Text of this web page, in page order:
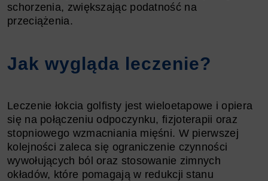
schorzenia, zwiększając podatność na
przeciążenia.
Jak wygląda leczenie?
Leczenie łokcia golfisty jest wieloetapowe i opiera
się na połączeniu odpoczynku, fizjoterapii oraz
stopniowego wzmacniania mięśni. W pierwszej
kolejności zaleca się ograniczenie czynności
wywołujących ból oraz stosowanie zimnych
okładów, które pomagają w redukcji stanu